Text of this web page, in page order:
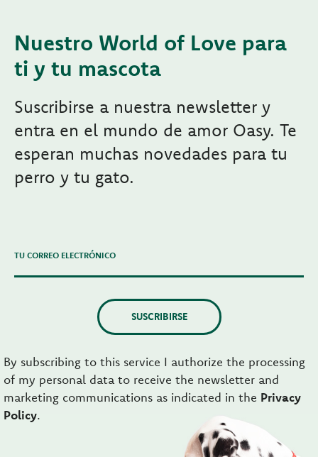
Nuestro World of Love para
ti y tu mascota
Suscribirse a nuestra newsletter y
entra en el mundo de amor Oasy. Te
esperan muchas novedades para tu
perro y tu gato.
TU CORREO ELECTRÓNICO
SUSCRIBIRSE
By subscribing to this service I authorize the processing
of my personal data to receive the newsletter and
marketing communications as indicated in the Privacy
Policy.